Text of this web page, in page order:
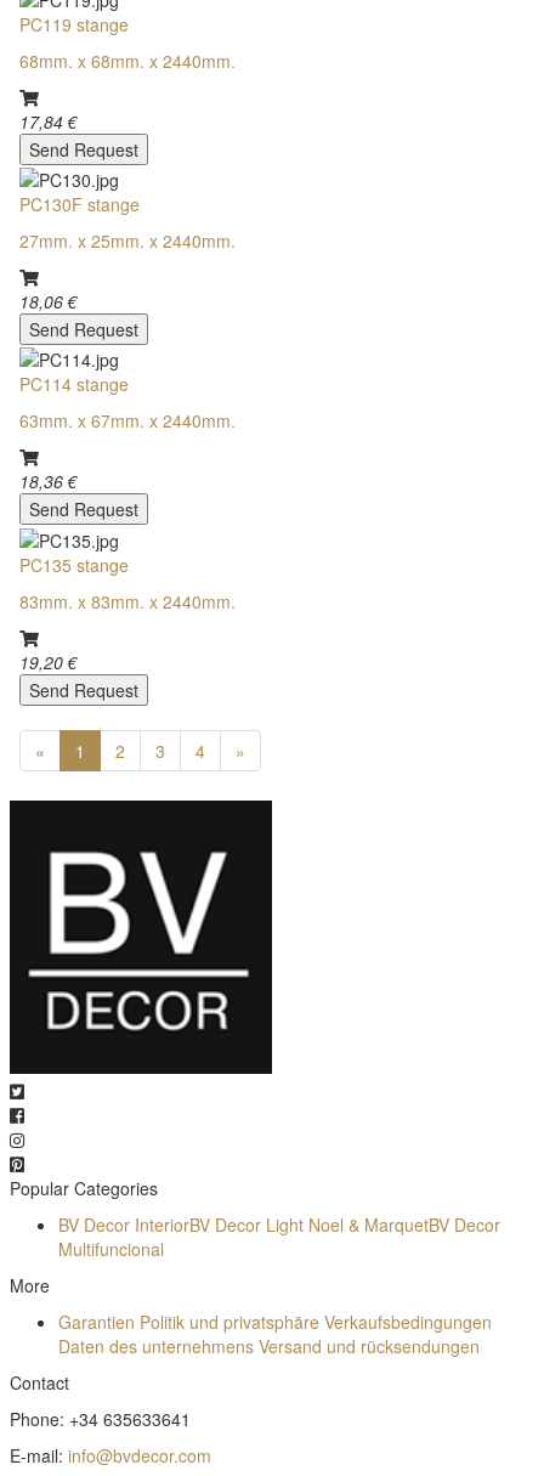
PC119 stange
68mm. x 68mm. x 2440mm.
17,84 €
Send Request
PC130F stange
27mm. x 25mm. x 2440mm.
18,06 €
Send Request
PC114 stange
63mm. x 67mm. x 2440mm.
18,36 €
Send Request
PC135 stange
83mm. x 83mm. x 2440mm.
19,20 €
Send Request
« 1 2 3 4 »
Popular Categories
BV Decor InteriorBV Decor Light Noel & MarquetBV Decor
Multifuncional
More
Garantien Politik und privatsphäre Verkaufsbedingungen
Daten des unternehmens Versand und rücksendungen
Contact
Phone: +34 635633641
E-mail: info@bvdecor.com